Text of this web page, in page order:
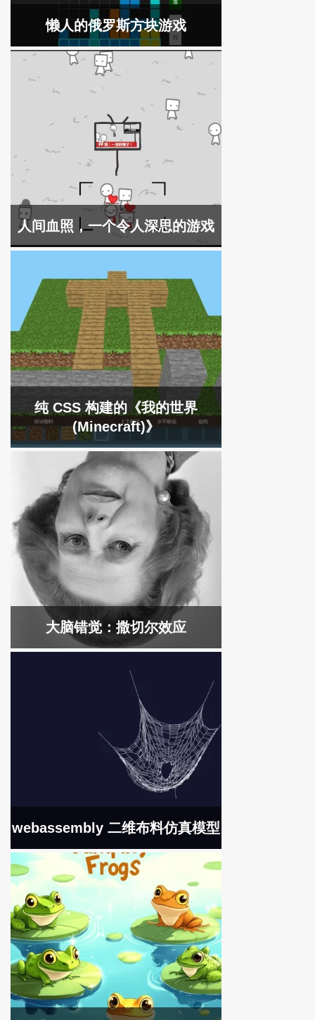
懒人的俄罗斯方块游戏
人间血照，一个令人深思的游戏
纯 CSS 构建的《我的世界
(Minecraft)》
大脑错觉：撒切尔效应
webassembly 二维布料仿真模型